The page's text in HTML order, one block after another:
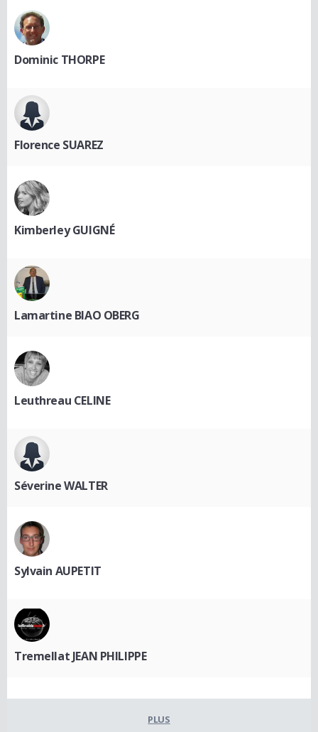
Dominic THORPE
Florence SUAREZ
Kimberley GUIGNÉ
Lamartine BIAO OBERG
Leuthreau CELINE
Séverine WALTER
Sylvain AUPETIT
Tremellat JEAN PHILIPPE
PLUS